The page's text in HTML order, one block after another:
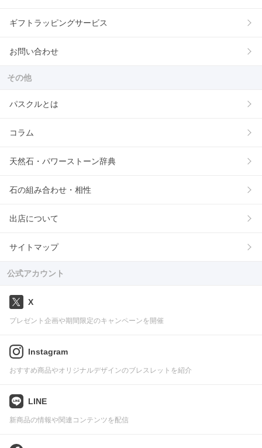
ギフトラッピングサービス
お問い合わせ
その他
パスクルとは
コラム
天然石・パワーストーン辞典
石の組み合わせ・相性
出店について
サイトマップ
公式アカウント
X
プレゼント企画や期間限定のキャンペーンを開催
Instagram
おすすめ商品やオリジナルデザインのブレスレットを紹介
LINE
新商品の情報や関連コンテンツを配信